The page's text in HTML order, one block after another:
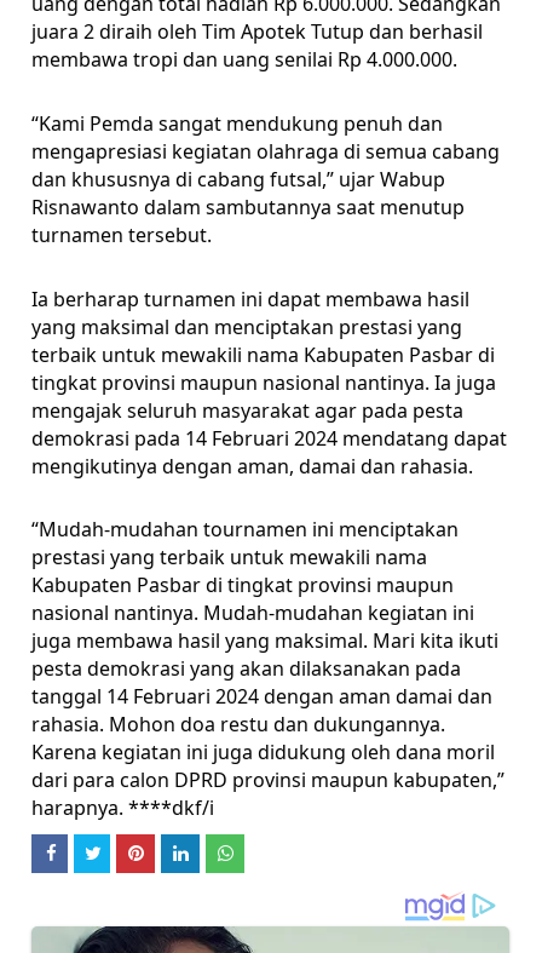
juara 2 diraih oleh Tim Apotek Tutup dan berhasil
membawa tropi dan uang senilai Rp 4.000.000.
“Kami Pemda sangat mendukung penuh dan
mengapresiasi kegiatan olahraga di semua cabang
dan khususnya di cabang futsal,” ujar Wabup
Risnawanto dalam sambutannya saat menutup
turnamen tersebut.
Ia berharap turnamen ini dapat membawa hasil
yang maksimal dan menciptakan prestasi yang
terbaik untuk mewakili nama Kabupaten Pasbar di
tingkat provinsi maupun nasional nantinya. Ia juga
mengajak seluruh masyarakat agar pada pesta
demokrasi pada 14 Februari 2024 mendatang dapat
mengikutinya dengan aman, damai dan rahasia.
“Mudah-mudahan tournamen ini menciptakan
prestasi yang terbaik untuk mewakili nama
Kabupaten Pasbar di tingkat provinsi maupun
nasional nantinya. Mudah-mudahan kegiatan ini
juga membawa hasil yang maksimal. Mari kita ikuti
pesta demokrasi yang akan dilaksanakan pada
tanggal 14 Februari 2024 dengan aman damai dan
rahasia. Mohon doa restu dan dukungannya.
Karena kegiatan ini juga didukung oleh dana moril
dari para calon DPRD provinsi maupun kabupaten,”
harapnya. ****dkf/i